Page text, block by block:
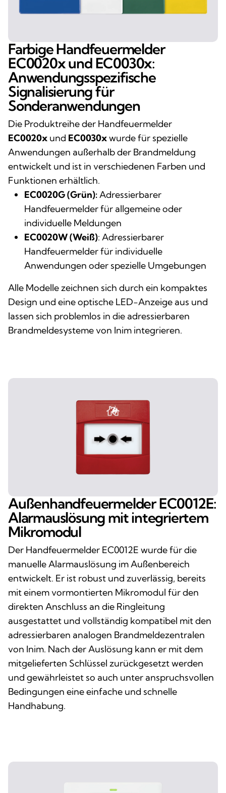
Farbige Handfeuermelder
EC0020x und EC0030x:
Anwendungsspezifische
Signalisierung für
Sonderanwendungen
Die Produktreihe der Handfeuermelder
EC0020x und EC0030xwurde für spezielle
Anwendungen außerhalb der Brandmeldung
entwickelt und ist in verschiedenen Farben und
Funktionen erhältlich.
EC0020G (Grün):Adressierbarer
Handfeuermelder für allgemeine oder
individuelle Meldungen
EC0020W (Weiß): Adressierbarer
Handfeuermelder für individuelle
Anwendungen oder spezielle Umgebungen
Alle Modelle zeichnen sich durch ein kompaktes
Design und eine optische LED-Anzeige aus und
lassen sich problemlos in die adressierbaren
Brandmeldesysteme von Inim integrieren.
Außenhandfeuermelder EC0012E:
Alarmauslösung mit integriertem
Mikromodul
Der Handfeuermelder EC0012E wurde für die
manuelle Alarmauslösung im Außenbereich
entwickelt. Er ist robust und zuverlässig, bereits
mit einem vormontierten Mikromodul für den
direkten Anschluss an die Ringleitung
ausgestattet und vollständig kompatibel mit den
adressierbaren analogen Brandmeldezentralen
von Inim. Nach der Auslösung kann er mit dem
mitgelieferten Schlüssel zurückgesetzt werden
und gewährleistet so auch unter anspruchsvollen
Bedingungen eine einfache und schnelle
Handhabung.